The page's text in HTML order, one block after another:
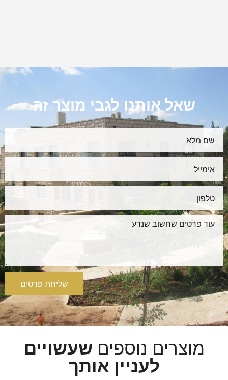
שאל אותנו לגבי מוצר זה
שליחת פרטים
מוצרים נוספים שעשויים
לעניין אותך